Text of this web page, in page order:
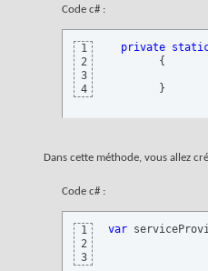
Code c# :
1
2
3
4
private
{
}
Dans cette méthode, vous allez
Code c# :
1
2
3
var